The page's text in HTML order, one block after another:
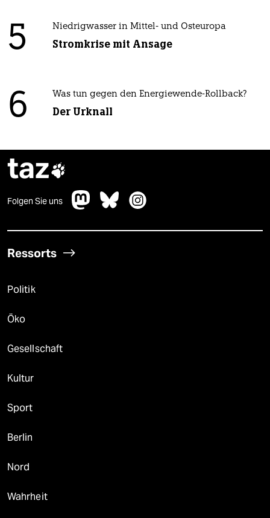
5 Niedrigwasser in Mittel- und Osteuropa
Stromkrise mit Ansage
6 Was tun gegen den Energiewende-Rollback?
Der Urknall
taz
Folgen Sie uns
Ressorts
Politik
Öko
Gesellschaft
Kultur
Sport
Berlin
Nord
Wahrheit